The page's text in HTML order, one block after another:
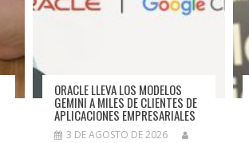
ORACLE LLEVA LOS MODELOS
GEMINI A MILES DE CLIENTES DE
APLICACIONES EMPRESARIALES
3 DE AGOSTO DE 2026